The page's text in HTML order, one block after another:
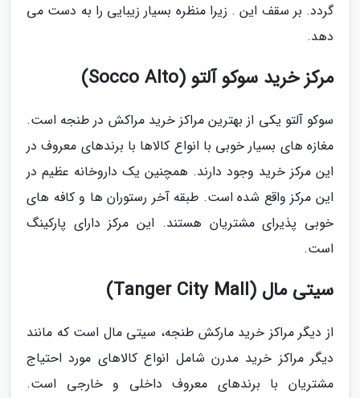
گردد. بر سقف این . زیرا منظره بسیار زیبایی را به دست می
دهد.
مرکز خرید سوکو آلتو (Socco Alto)
سوکو آلتو یکی از بهترین مراکز خرید مراکش در طنجه است.
مغازه های بسیار خوبی با انواع کالاها با برندهای معروف در
این مرکز خرید وجود دارند. همچنین یک داروخانه عظیم در
این مرکز واقع شده است. طبقه آخر رستوران ها و کافه های
خوبی پذیرای مشتریان هستند. این مرکز دارای پارکینگ
است.
سیتی مال (Tanger City Mall)
از دیگر مراکز خرید مارکش طنجه، سیتی مال است که مانند
دیگر مراکز خرید مدرن شامل انواع کالاهای مورد احتیاج
مشتریان با برندهای معروف داخلی و خارجی است.